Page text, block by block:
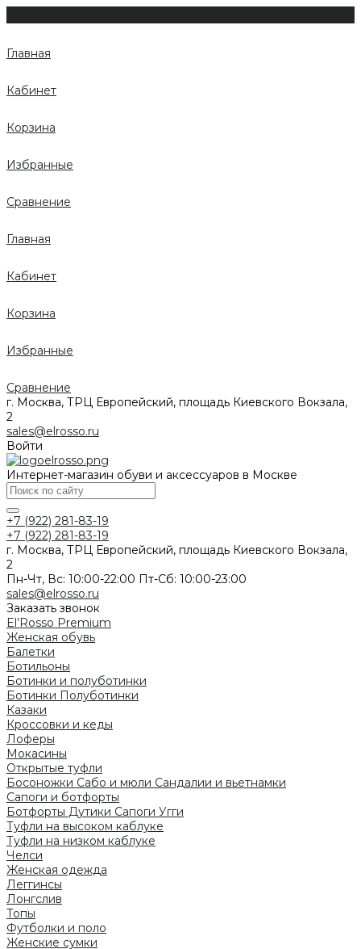
Главная
Кабинет
Корзина
Избранные
Сравнение
Главная
Кабинет
Корзина
Избранные
Сравнение
г. Москва, ТРЦ Европейский, площадь Киевского Вокзала,
2
sales@elrosso.ru
Войти
Интернет-магазин обуви и аксессуаров в Москве
+7 (922) 281-83-19
+7 (922) 281-83-19
г. Москва, ТРЦ Европейский, площадь Киевского Вокзала,
2
Пн-Чт, Вс: 10:00-22:00 Пт-Сб: 10:00-23:00
sales@elrosso.ru
Заказать звонок
El’Rosso Premium
Женская обувь
Балетки
Ботильоны
Ботинки и полуботинки
Ботинки Полуботинки
Казаки
Кроссовки и кеды
Лоферы
Мокасины
Открытые туфли
Босоножки Сабо и мюли Сандалии и вьетнамки
Сапоги и ботфорты
Ботфорты Дутики Сапоги Угги
Туфли на высоком каблуке
Туфли на низком каблуке
Челси
Женская одежда
Леггинсы
Лонгслив
Топы
Футболки и поло
Женские сумки